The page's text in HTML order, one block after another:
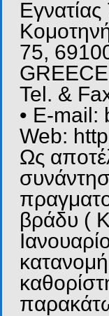
75,
GREECE
Tel. &
• E-mail:
Web:
Ως
βράδυ (